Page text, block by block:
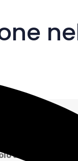
un servizio di